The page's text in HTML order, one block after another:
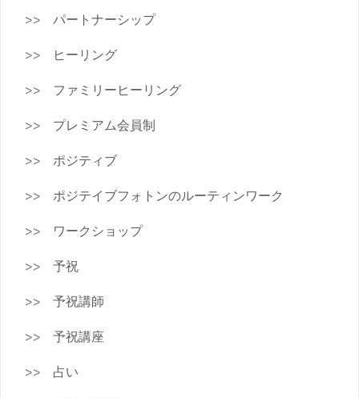
パートナーシップ
ヒーリング
ファミリーヒーリング
プレミアム会員制
ポジティブ
ポジテイブフォトンのルーティンワーク
ワークショップ
予祝
予祝講師
予祝講座
占い